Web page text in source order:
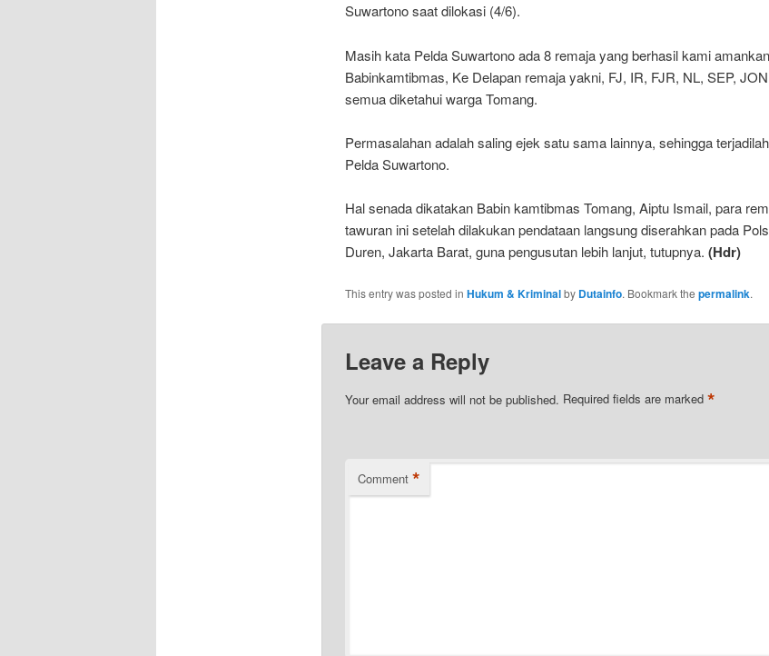
Suwartono saat dilokasi (4/6).
Masih kata Pelda Suwartono ada 8 remaja yang berhasil kami
Babinkamtibmas, Ke Delapan remaja yakni, FJ, IR, FJR, NL, SEP,
semua diketahui warga Tomang.
Permasalahan adalah saling ejek satu sama lainnya, sehingga
Pelda Suwartono.
Hal senada dikatakan Babin kamtibmas Tomang, Aiptu Ismail, para
tawuran ini setelah dilakukan pendataan langsung diserahkan pada
Duren, Jakarta Barat, guna pengusutan lebih lanjut, tutupnya. (Hdr)
This entry was posted in Hukum & Kriminalby Dutainfo. Bookmark the permalink.
Leave a Reply
Your email address will not be published. Required fields are marked *
Comment *